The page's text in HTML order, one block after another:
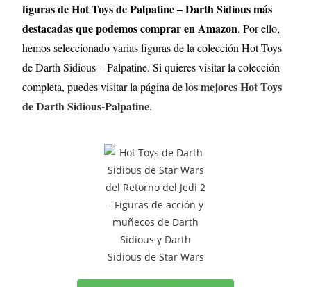
figuras de Hot Toys de Palpatine – Darth Sidious más
destacadas que podemos comprar en Amazon. Por ello,
hemos seleccionado varias figuras de la colección Hot Toys
de Darth Sidious – Palpatine. Si quieres visitar la colección
completa, puedes visitar la página delos mejores Hot Toys
de Darth Sidious-Palpatine.